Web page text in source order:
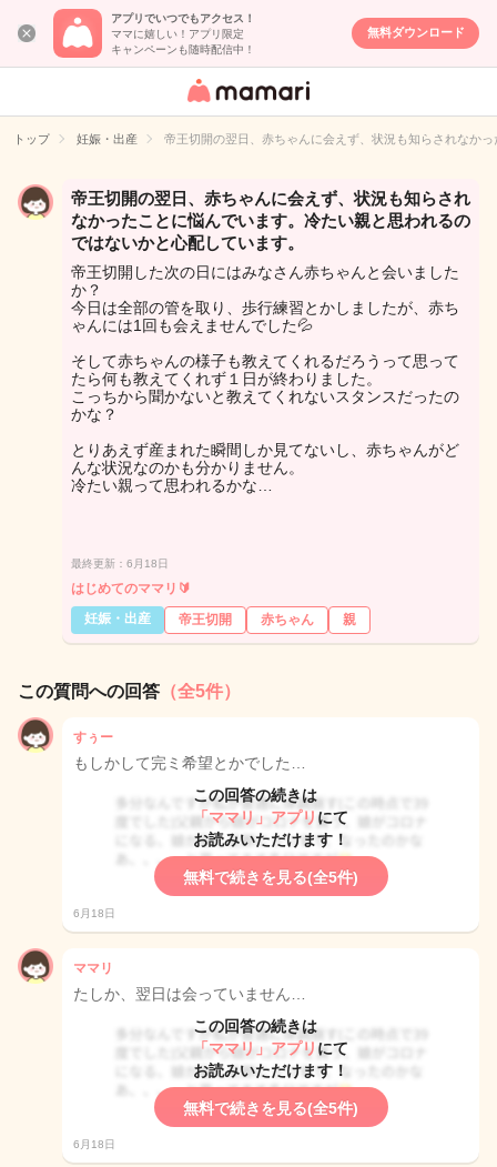
アプリでいつでもアクセス！
ママに嬉しい！アプリ限定
キャンペーンも随時配信中！
無料ダウンロード
女性専用匿名QA
イト
トップ 妊娠・出産 帝王切開の翌日、赤ちゃんに会えず、状況も知らされなか
帝王切開の翌日、赤ちゃんに会えず、状況も知らされ
なかったことに悩んでいます。冷たい親と思われるの
ではないかと心配しています。
帝王切開した次の日にはみなさん赤ちゃんと会いました
か？
今日は全部の管を取り、歩行練習とかしましたが、赤ち
ゃんには1回も会えませんでした💦
そして赤ちゃんの様子も教えてくれるだろうって思って
たら何も教えてくれず１日が終わりました。
こっちから聞かないと教えてくれないスタンスだったの
かな？
とりあえず産まれた瞬間しか見てないし、赤ちゃんがど
んな状況なのかも分かりません。
冷たい親って思われるかな…
最終更新：6月18日
はじめてのママリ🔰
妊娠・出産
帝王切開 赤ちゃん 親
この質問への回答 （全5件）
すぅー
もしかして完ミ希望とかでした…
この回答の続きは
「ママリ」アプリ にて
お読みいただけます！
無料で続きを見る(全5件)
6月18日
ママリ
たしか、翌日は会っていません…
この回答の続きは
「ママリ」アプリ にて
お読みいただけます！
無料で続きを見る(全5件)
6月18日